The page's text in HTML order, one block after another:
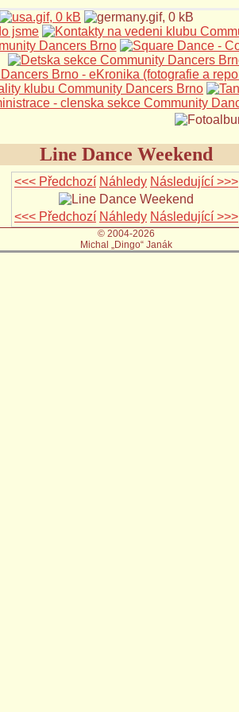
Line Dance Weekend
<<< Předchozí Náhledy Následující >>>
<<< Předchozí Náhledy Následující >>>
© 2004-2026
Michal „Dingo“ Janák